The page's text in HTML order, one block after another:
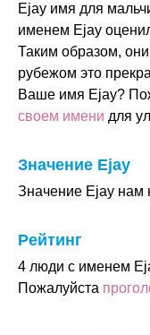
Ejay имя для
именем Ejay
Таким образом,
рубежом это
Ваше имя Ejay?
своем имени для
Значение Ejay
Значение Ejay нам
Рейтинг
4 люди с именем
Пожалуйста